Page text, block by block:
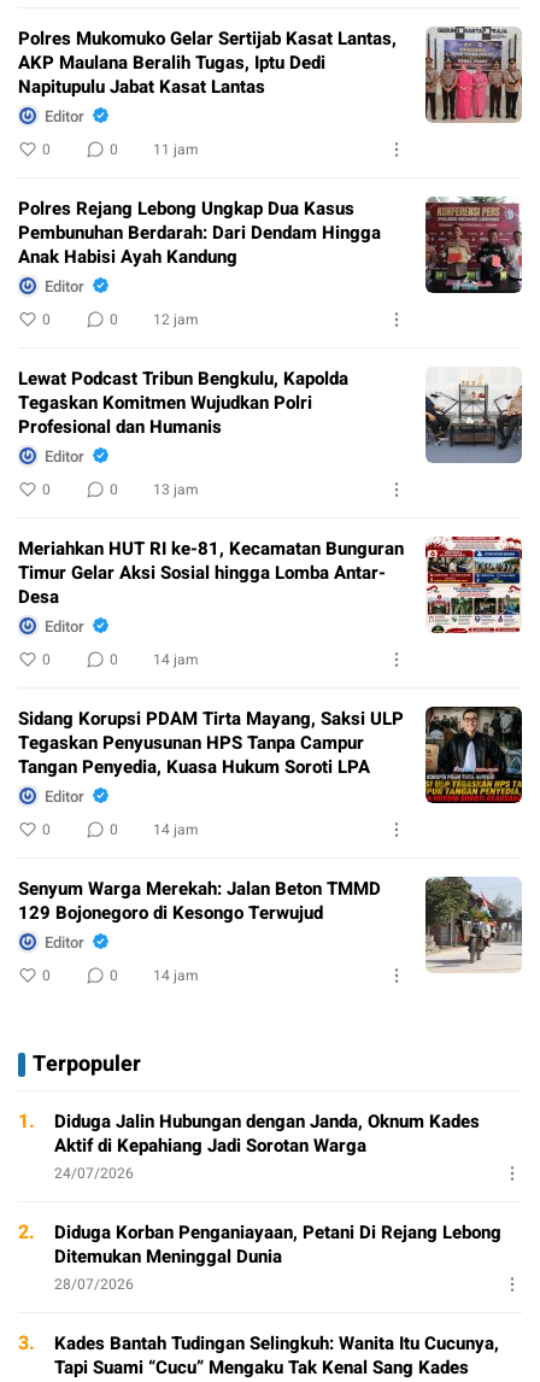
Polres Mukomuko Gelar Sertijab Kasat Lantas,
AKP Maulana Beralih Tugas, Iptu Dedi
Napitupulu Jabat Kasat Lantas
Editor
0 0 11 jam
Polres Rejang Lebong Ungkap Dua Kasus
Pembunuhan Berdarah: Dari Dendam Hingga
Anak Habisi Ayah Kandung
Editor
0 0 12 jam
Lewat Podcast Tribun Bengkulu, Kapolda
Tegaskan Komitmen Wujudkan Polri
Profesional dan Humanis
Editor
0 0 13 jam
Meriahkan HUT RI ke-81, Kecamatan Bunguran
Timur Gelar Aksi Sosial hingga Lomba Antar-
Desa
Editor
0 0 14 jam
Sidang Korupsi PDAM Tirta Mayang, Saksi ULP
Tegaskan Penyusunan HPS Tanpa Campur
Tangan Penyedia, Kuasa Hukum Soroti LPA
Editor
0 0 14 jam
Senyum Warga Merekah: Jalan Beton TMMD
129 Bojonegoro di Kesongo Terwujud
Editor
0 0 14 jam
Terpopuler
1.
Diduga Jalin Hubungan dengan Janda, Oknum Kades
Aktif di Kepahiang Jadi Sorotan Warga
24/07/2026
2.
Diduga Korban Penganiayaan, Petani Di Rejang Lebong
Ditemukan Meninggal Dunia
28/07/2026
3.
Kades Bantah Tudingan Selingkuh: Wanita Itu Cucunya,
Tapi Suami “Cucu” Mengaku Tak Kenal Sang Kades